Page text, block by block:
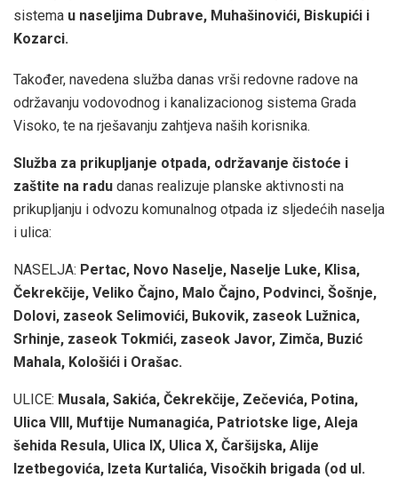
sistema u naseljima Dubrave, Muhašinovići, Biskupići i
Kozarci.
Također, navedena služba danas vrši redovne radove na
održavanju vodovodnog i kanalizacionog sistema Grada
Visoko, te na rješavanju zahtjeva naših korisnika.
Služba za prikupljanje otpada, održavanje čistoće i
zaštite na radu danas realizuje planske aktivnosti na
prikupljanju i odvozu komunalnog otpada iz sljedećih naselja
i ulica:
NASELJA: Pertac, Novo Naselje, Naselje Luke, Klisa,
Čekrekčije, Veliko Čajno, Malo Čajno, Podvinci, Šošnje,
Dolovi, zaseok Selimovići, Bukovik, zaseok Lužnica,
Srhinje, zaseok Tokmići, zaseok Javor, Zimča, Buzić
Mahala, Kološići i Orašac.
ULICE: Musala, Sakića, Čekrekčije, Zečevića, Potina,
Ulica VIII, Muftije Numanagića, Patriotske lige, Aleja
šehida Resula, Ulica IX, Ulica X, Čaršijska, Alije
Izetbegovića, Izeta Kurtalića, Visočkih brigada (od ul.